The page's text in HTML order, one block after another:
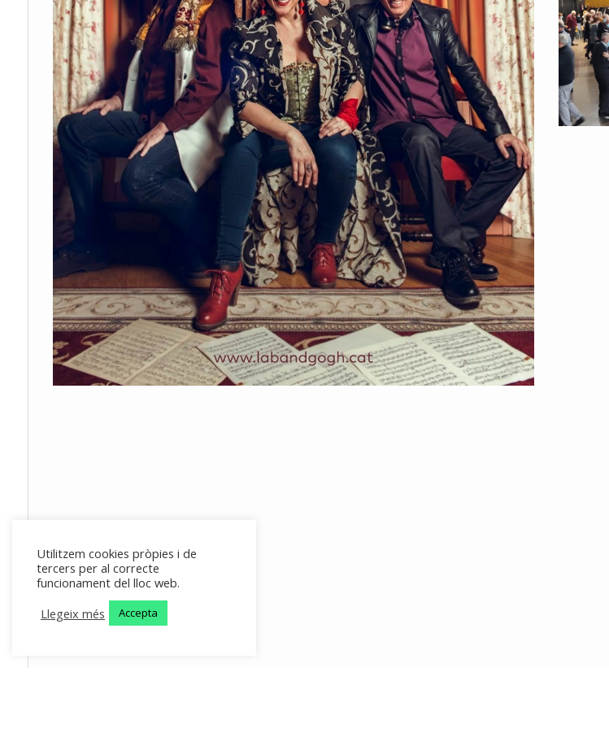
Utilitzem cookies pròpies i de
tercers per al correcte
funcionament del lloc web.
Llegeix més
Accepta